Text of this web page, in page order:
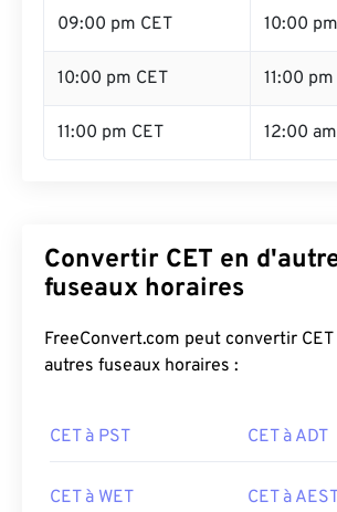
09:00 pm CET 10:00
10:00 pm CET 11:00
11:00 pm CET 12:00
Convertir CET en
fuseaux horaires
FreeConvert.com peut convertir
autres fuseaux horaires :
CET à PST CET à ADT
CET à WET CET à